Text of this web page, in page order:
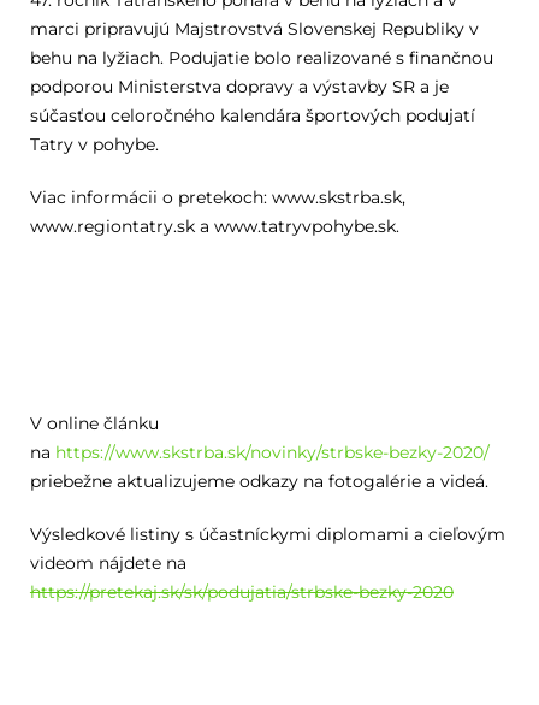
marci pripravujú Majstrovstvá Slovenskej Republiky v
behu na lyžiach. Podujatie bolo realizované s finančnou
podporou Ministerstva dopravy a výstavby SR a je
súčasťou celoročného kalendára športových podujatí
Tatry v pohybe.
Viac informácii o pretekoch: ​www.skstrba.sk​, ​
www.regiontatry.sk​ a ​www.tatryvpohybe.sk​.
V online článku
na https://www.skstrba.sk/novinky/strbske-bezky-2020/
priebežne aktualizujeme odkazy na fotogalérie a videá.
Výsledkové listiny s účastníckymi diplomami a cieľovým
videom nájdete na
https://pretekaj.sk/sk/podujatia/strbske-bezky-2020